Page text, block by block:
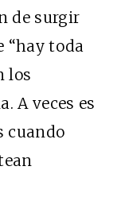
de surgir
“hay toda
los
A veces es
cuando